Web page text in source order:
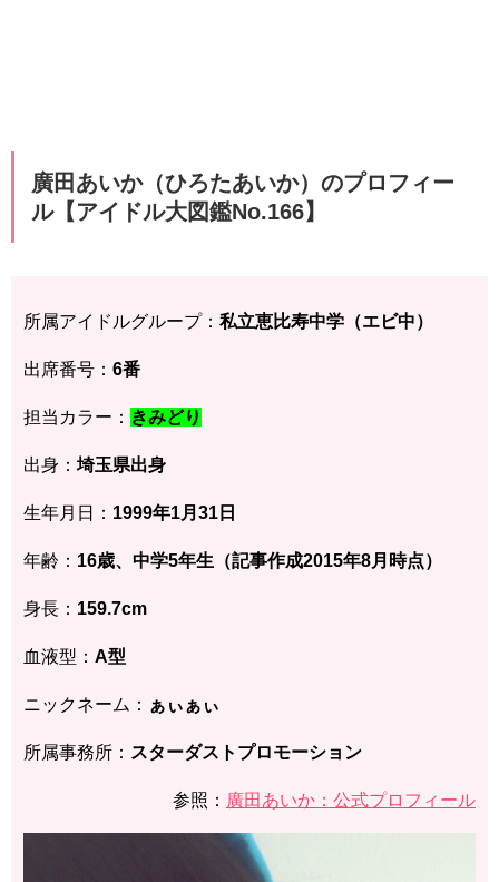
廣田あいか（ひろたあいか）のプロフィー
ル【アイドル大図鑑No.166】
所属アイドルグループ： 私立恵比寿中学（エビ中）
出席番号： 6番
担当カラー： きみどり
出身： 埼玉県出身
生年月日： 1999年1月31 日
年齢： 16歳、中学5年生（記事作成2015年8月時点）
身長： 159.7cm
血液型： A型
ニックネーム： ぁぃぁぃ
所属事務所： スターダストプロモーション
参照： 廣田あいか：公式プロフィール